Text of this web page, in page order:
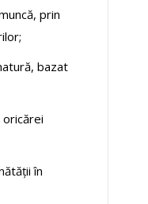
prin
bazat
în